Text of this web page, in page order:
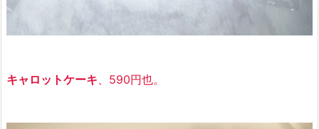
キャロットケーキ 、590円也。